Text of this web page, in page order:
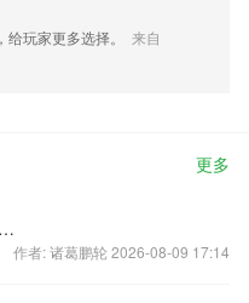
玩家更多选择。
来自
更多
全面开启橙宠模式《寒灵之剑》宠物大咖陪你迎新年！
作者: 诸葛鹏轮 2026-08-09 17:14